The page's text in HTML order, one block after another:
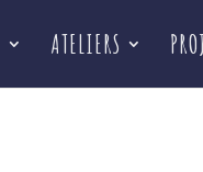
ATELIERS